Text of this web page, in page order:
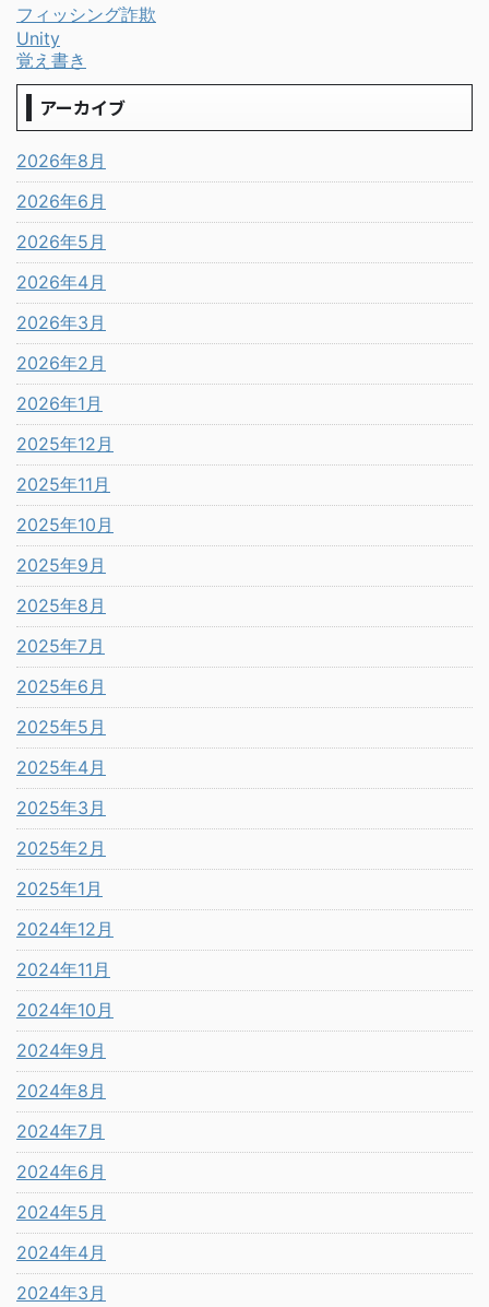
フィッシング詐欺
Unity
覚え書き
アーカイブ
2026年8月
2026年6月
2026年5月
2026年4月
2026年3月
2026年2月
2026年1月
2025年12月
2025年11月
2025年10月
2025年9月
2025年8月
2025年7月
2025年6月
2025年5月
2025年4月
2025年3月
2025年2月
2025年1月
2024年12月
2024年11月
2024年10月
2024年9月
2024年8月
2024年7月
2024年6月
2024年5月
2024年4月
2024年3月